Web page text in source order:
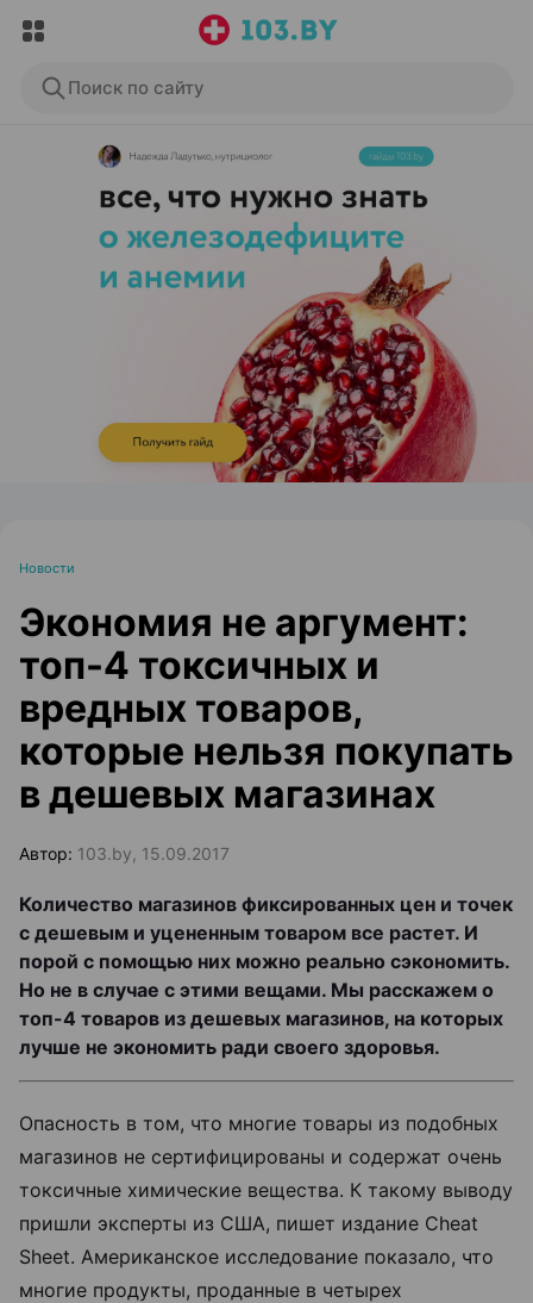
Поиск по сайту
ЭФФЕКТИВНАЯ РЕКЛАМА НА САЙТЕ
Новости
Экономия не аргумент:
топ-4 токсичных и
вредных товаров,
которые нельзя покупать
в дешевых магазинах
Автор: 103.by, 15.09.2017
Количество магазинов фиксированных цен и точек
с дешевым и уцененным товаром все растет. И
порой с помощью них можно реально сэкономить.
Но не в случае с этими вещами. Мы расскажем о
топ-4 товаров из дешевых магазинов, на которых
лучше не экономить ради своего здоровья.
Опасность в том, что многие товары из подобных
магазинов не сертифицированы и содержат очень
токсичные химические вещества. К такому выводу
пришли эксперты из США, пишет издание Cheat
Sheet. Американское исследование показало, что
многие продукты, проданные в четырех